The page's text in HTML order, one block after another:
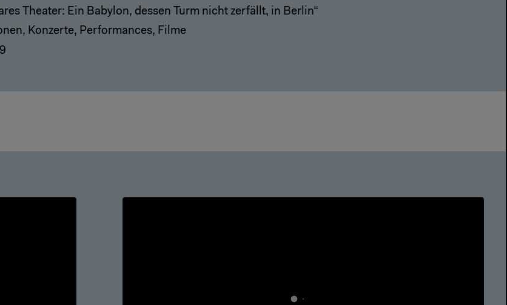
Theater: Ein Babylon, dessen Turm nicht zerfällt, in Berlin“
Konzerte, Performances, Filme